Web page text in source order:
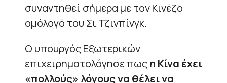
συναντηθεί σήμερα με τον Κινέζο
ομόλογό του Σι Τζινπίνγκ.
Ο υπουργός Εξωτερικών
επιχειρηματολόγησε πωςη Κίνα έχει
«πολλούς» λόγους να θέλει να